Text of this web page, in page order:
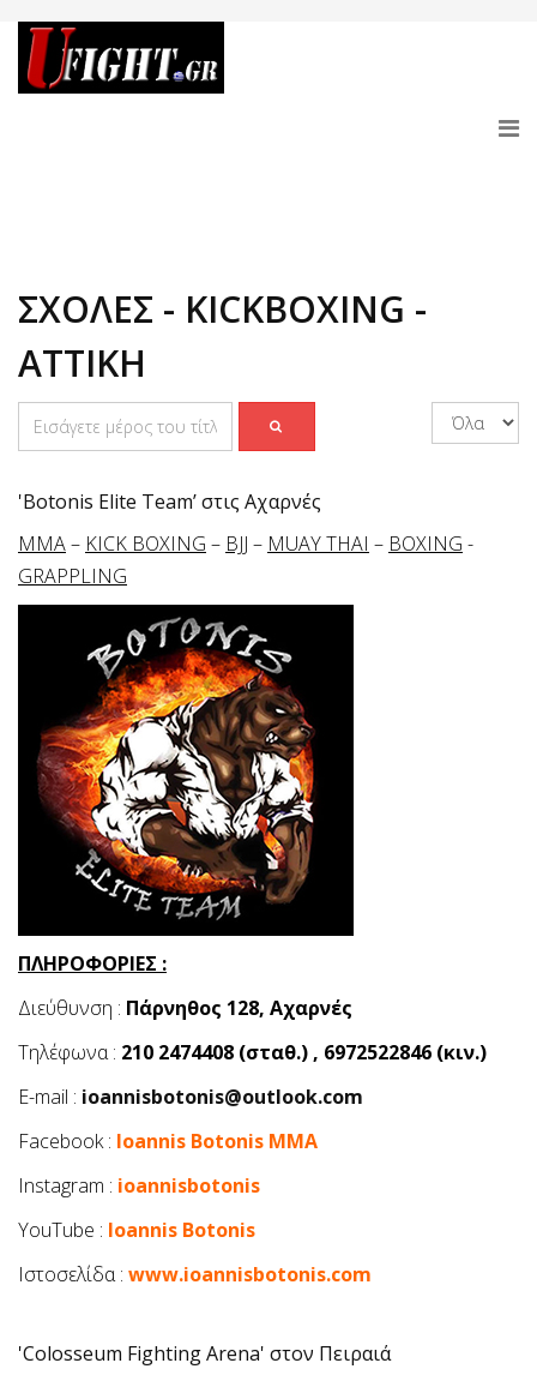
ΣΧΟΛΕΣ - KICKBOXING -
ΑΤΤΙΚΗ
'Botonis Elite Team’ στις Αχαρνές
ΜΜΑ– KICK BOXING – BJJ – MUAY THAI – BOXING -
GRAPPLING
ΠΛΗΡΟΦΟΡΙΕΣ :
Διεύθυνση : Πάρνηθος 128, Αχαρνές
Τηλέφωνα : 210 2474408 (σταθ.) , 6972522846 (κιν.)
E-mail : ioannisbotonis@outlook.com
Facebook : Ioannis Botonis MMA
Instagram : ioannisbotonis
YouTube : Ioannis Botonis
Ιστοσελίδα : www.ioannisbotonis.com
'Colosseum Fighting Arena' στον Πειραιά